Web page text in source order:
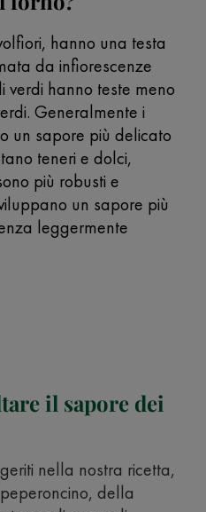
hanno una testa
da infiorescenze
verdi hanno teste meno
Generalmente i
un sapore più delicato
teneri e dolci,
più robusti e
un sapore più
leggermente
il sapore dei
nella nostra ricetta,
della